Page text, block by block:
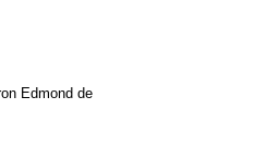
Edmond de